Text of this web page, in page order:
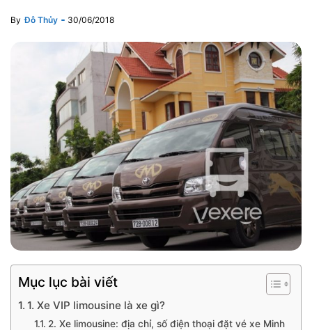
By Đỗ Thủy 30/06/2018
Mục lục bài viết
1. Xe VIP limousine là xe gì?
2. Xe limousine: địa chỉ, số điện thoại đặt vé xe Minh